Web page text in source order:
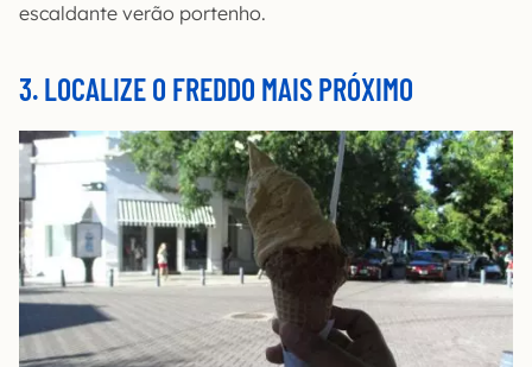
escaldante verão portenho.
3. LOCALIZE O FREDDO MAIS PRÓXIMO